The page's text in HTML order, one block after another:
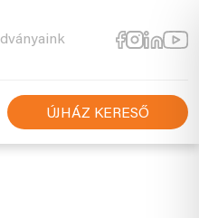
ÚJHÁZ KERESŐ